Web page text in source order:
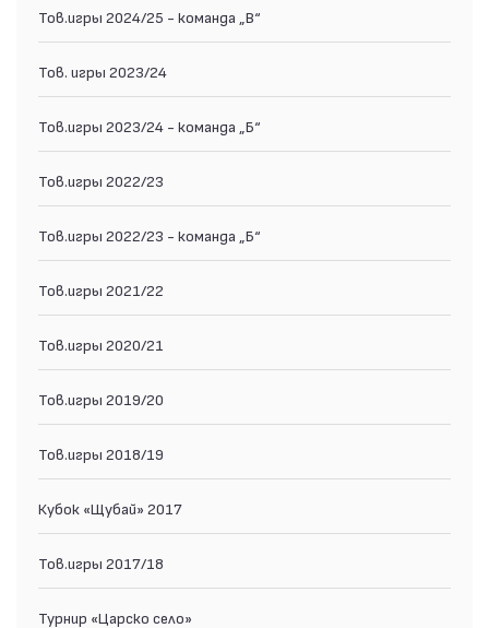
Тов.игры 2024/25 - команда „В“
Тов. игры 2023/24
Тов.игры 2023/24 - команда „Б“
Тов.игры 2022/23
Тов.игры 2022/23 - команда „Б“
Тов.игры 2021/22
Тов.игры 2020/21
Тов.игры 2019/20
Тов.игры 2018/19
Кубок «Щубай» 2017
Тов.игры 2017/18
Турнир «Царско село»